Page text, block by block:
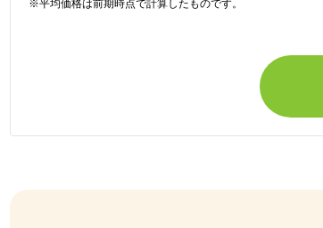
※平均価格は前期時点で計算したものです。